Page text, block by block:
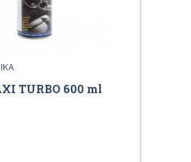
TURBO 600 ml